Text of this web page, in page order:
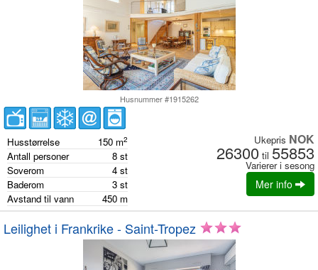
Husnummer #1915262
Husstørrelse 150 m2
Antall personer 8 st
Soverom
4 st
Baderom
3 st
Avstand til vann
450 m
Ukepris NOK
26300 til 55853
Varierer i sesong
Mer info
Leilighet i Frankrike - Saint-Tropez